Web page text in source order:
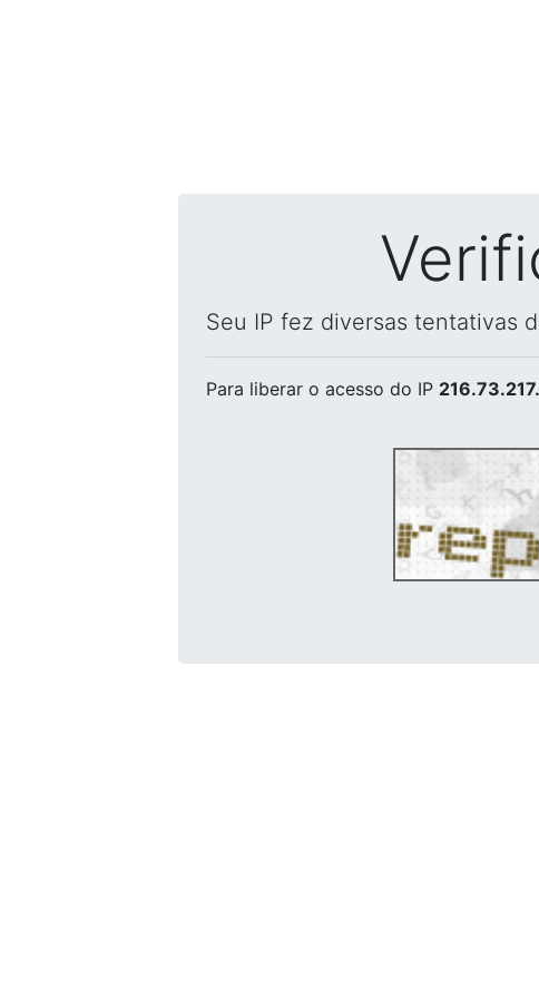
Seu IP fez diversas tentativas
Para liberar o acesso do IP